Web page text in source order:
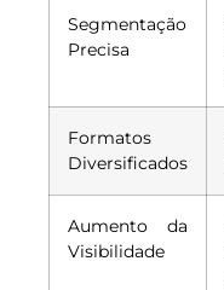
Segmentação
Precisa
Formatos
Diversificados
Aumento da
Visibilidade